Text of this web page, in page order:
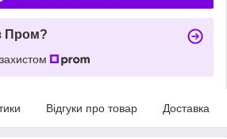
Пром?
Відгуки про товар Доставка